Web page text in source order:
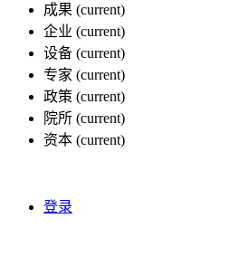
成果 (current)
企业 (current)
设备 (current)
专家 (current)
政策 (current)
院所 (current)
资本 (current)
登录